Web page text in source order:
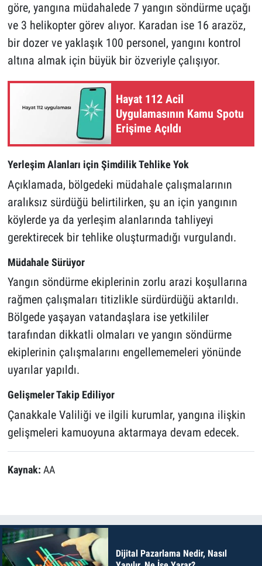
göre, yangına müdahalede 7 yangın söndürme uçağı
ve 3 helikopter görev alıyor. Karadan ise 16 arazöz,
bir dozer ve yaklaşık 100 personel, yangını kontrol
altına almak için büyük bir özveriyle çalışıyor.
Hayat 112 Acil
Uygulamasının Kamu Spotu
Erişime Açıldı
Yerleşim Alanları için Şimdilik Tehlike Yok
Açıklamada, bölgedeki müdahale çalışmalarının
aralıksız sürdüğü belirtilirken, şu an için yangının
köylerde ya da yerleşim alanlarında tahliyeyi
gerektirecek bir tehlike oluşturmadığı vurgulandı.
Müdahale Sürüyor
Yangın söndürme ekiplerinin zorlu arazi koşullarına
rağmen çalışmaları titizlikle sürdürdüğü aktarıldı.
Bölgede yaşayan vatandaşlara ise yetkililer
tarafından dikkatli olmaları ve yangın söndürme
ekiplerinin çalışmalarını engellememeleri yönünde
uyarılar yapıldı.
Gelişmeler Takip Ediliyor
Çanakkale Valiliği ve ilgili kurumlar, yangına ilişkin
gelişmeleri kamuoyuna aktarmaya devam edecek.
Kaynak: AA
Dijital Pazarlama Nedir, Nasıl